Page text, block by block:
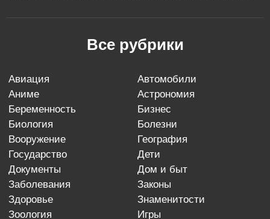
Все рубрики
авиация
автомобили
аниме
астрономия
беременность
бизнес
биология
болезни
вооружение
география
государство
дети
документы
дом и быт
заболевания
законы
здоровье
знаменитости
зоология
игры